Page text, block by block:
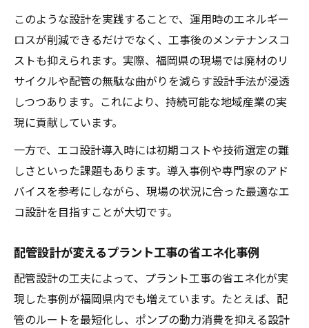
このような設計を実践することで、運用時のエネルギー
ロスが削減できるだけでなく、工事後のメンテナンスコ
ストも抑えられます。実際、福岡県の現場では廃材のリ
サイクルや配管の無駄な曲がりを減らす設計手法が浸透
しつつあります。これにより、持続可能な地域産業の実
現に貢献しています。
一方で、エコ設計導入時には初期コストや技術選定の難
しさといった課題もあります。導入事例や専門家のアド
バイスを参考にしながら、現場の状況に合った最適なエ
コ設計を目指すことが大切です。
配管設計が変えるプラント工事の省エネ化事例
配管設計の工夫によって、プラント工事の省エネ化が実
現した事例が福岡県内でも増えています。たとえば、配
管のルートを最短化し、ポンプの動力消費を抑える設計